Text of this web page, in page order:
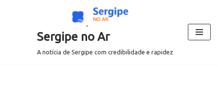
Sergipe no Ar
A notícia de Sergipe com credibilidade e rapidez